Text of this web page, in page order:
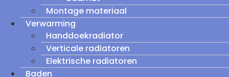
Montage materiaal
Verwarming
Handdoekradiator
Verticale radiatoren
Elektrische radiatoren
Baden